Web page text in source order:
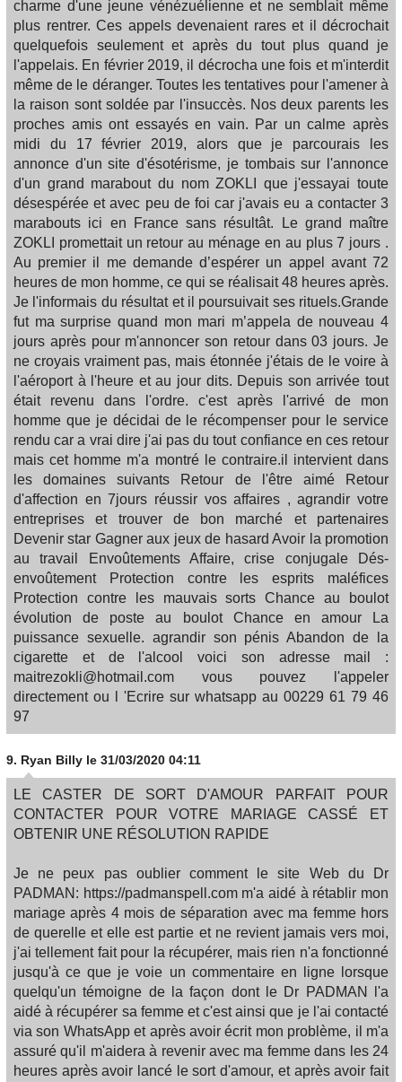
charme d'une jeune vénézuélienne et ne semblait même
plus rentrer. Ces appels devenaient rares et il décrochait
quelquefois seulement et après du tout plus quand je
l'appelais. En février 2019, il décrocha une fois et m'interdit
même de le déranger. Toutes les tentatives pour l'amener à
la raison sont soldée par l'insuccès. Nos deux parents les
proches amis ont essayés en vain. Par un calme après
midi du 17 février 2019, alors que je parcourais les
annonce d'un site d'ésotérisme, je tombais sur l'annonce
d'un grand marabout du nom ZOKLI que j'essayai toute
désespérée et avec peu de foi car j'avais eu a contacter 3
marabouts ici en France sans résultât. Le grand maître
ZOKLI promettait un retour au ménage en au plus 7 jours .
Au premier il me demande d’espérer un appel avant 72
heures de mon homme, ce qui se réalisait 48 heures après.
Je l'informais du résultat et il poursuivait ses rituels.Grande
fut ma surprise quand mon mari m’appela de nouveau 4
jours après pour m'annoncer son retour dans 03 jours. Je
ne croyais vraiment pas, mais étonnée j'étais de le voire à
l'aéroport à l'heure et au jour dits. Depuis son arrivée tout
était revenu dans l'ordre. c'est après l'arrivé de mon
homme que je décidai de le récompenser pour le service
rendu car a vrai dire j'ai pas du tout confiance en ces retour
mais cet homme m'a montré le contraire.il intervient dans
les domaines suivants Retour de l'être aimé Retour
d'affection en 7jours réussir vos affaires , agrandir votre
entreprises et trouver de bon marché et partenaires
Devenir star Gagner aux jeux de hasard Avoir la promotion
au travail Envoûtements Affaire, crise conjugale Dés-
envoûtement Protection contre les esprits maléfices
Protection contre les mauvais sorts Chance au boulot
évolution de poste au boulot Chance en amour La
puissance sexuelle. agrandir son pénis Abandon de la
cigarette et de l'alcool voici son adresse mail :
maitrezokli@hotmail.com vous pouvez l'appeler
directement ou l 'Ecrire sur whatsapp au 00229 61 79 46
97
9. Ryan Billy le 31/03/2020 04:11
LE CASTER DE SORT D'AMOUR PARFAIT POUR
CONTACTER POUR VOTRE MARIAGE CASSÉ ET
OBTENIR UNE RÉSOLUTION RAPIDE
Je ne peux pas oublier comment le site Web du Dr
PADMAN: https://padmanspell.com m'a aidé à rétablir mon
mariage après 4 mois de séparation avec ma femme hors
de querelle et elle est partie et ne revient jamais vers moi,
j'ai tellement fait pour la récupérer, mais rien n'a fonctionné
jusqu'à ce que je voie un commentaire en ligne lorsque
quelqu'un témoigne de la façon dont le Dr PADMAN l'a
aidé à récupérer sa femme et c'est ainsi que je l'ai contacté
via son WhatsApp et après avoir écrit mon problème, il m'a
assuré qu'il m'aidera à revenir avec ma femme dans les 24
heures après avoir lancé le sort d'amour, et après avoir fait